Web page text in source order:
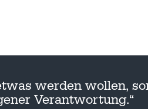
werden wollen,
Verantwortung.“